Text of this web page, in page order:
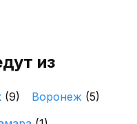
из
(9) Воронеж (5)